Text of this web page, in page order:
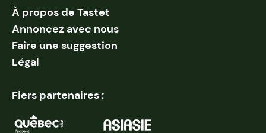
À propos de Tastet
Annoncez avec nous
Faire une suggestion
Légal
Fiers partenaires :